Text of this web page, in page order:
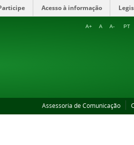
Acesso à informação
A+ A A- PT
Assessoria de Comunicação